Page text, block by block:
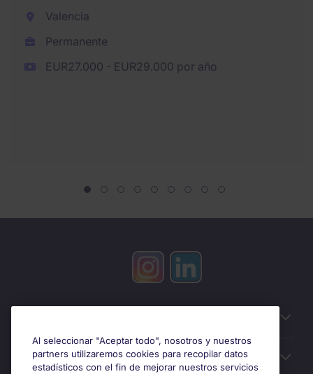
Valencia
Permanente
EUR27.000 - EUR29.000 por año
Búsqueda de empleo
Al seleccionar "Aceptar todo", nosotros y nuestros
partners utilizaremos cookies para recopilar datos
estadísticos con el fin de mejorar nuestros servicios